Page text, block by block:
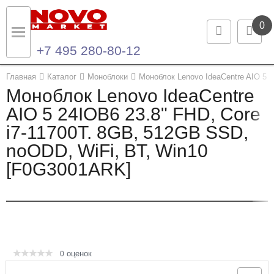
0
+7 495 280-80-12
Главная Каталог Моноблоки Моноблок Lenovo IdeaCentre AIO 5
Моноблок Lenovo IdeaCentre
AIO 5 24IOB6 23.8" FHD, Core
i7-11700T. 8GB, 512GB SSD,
noODD, WiFi, BT, Win10
[F0G3001ARK]
0 оценок
Назад
Каталог продукции
Ноутбуки и ультрабуки
Компьютеры
Назад
Контакты
Контактная информация